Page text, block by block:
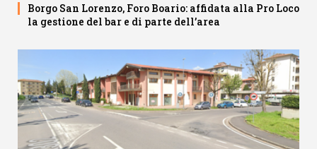
Borgo San Lorenzo, Foro Boario: affidata alla Pro Loco
la gestione del bar e di parte dell’area